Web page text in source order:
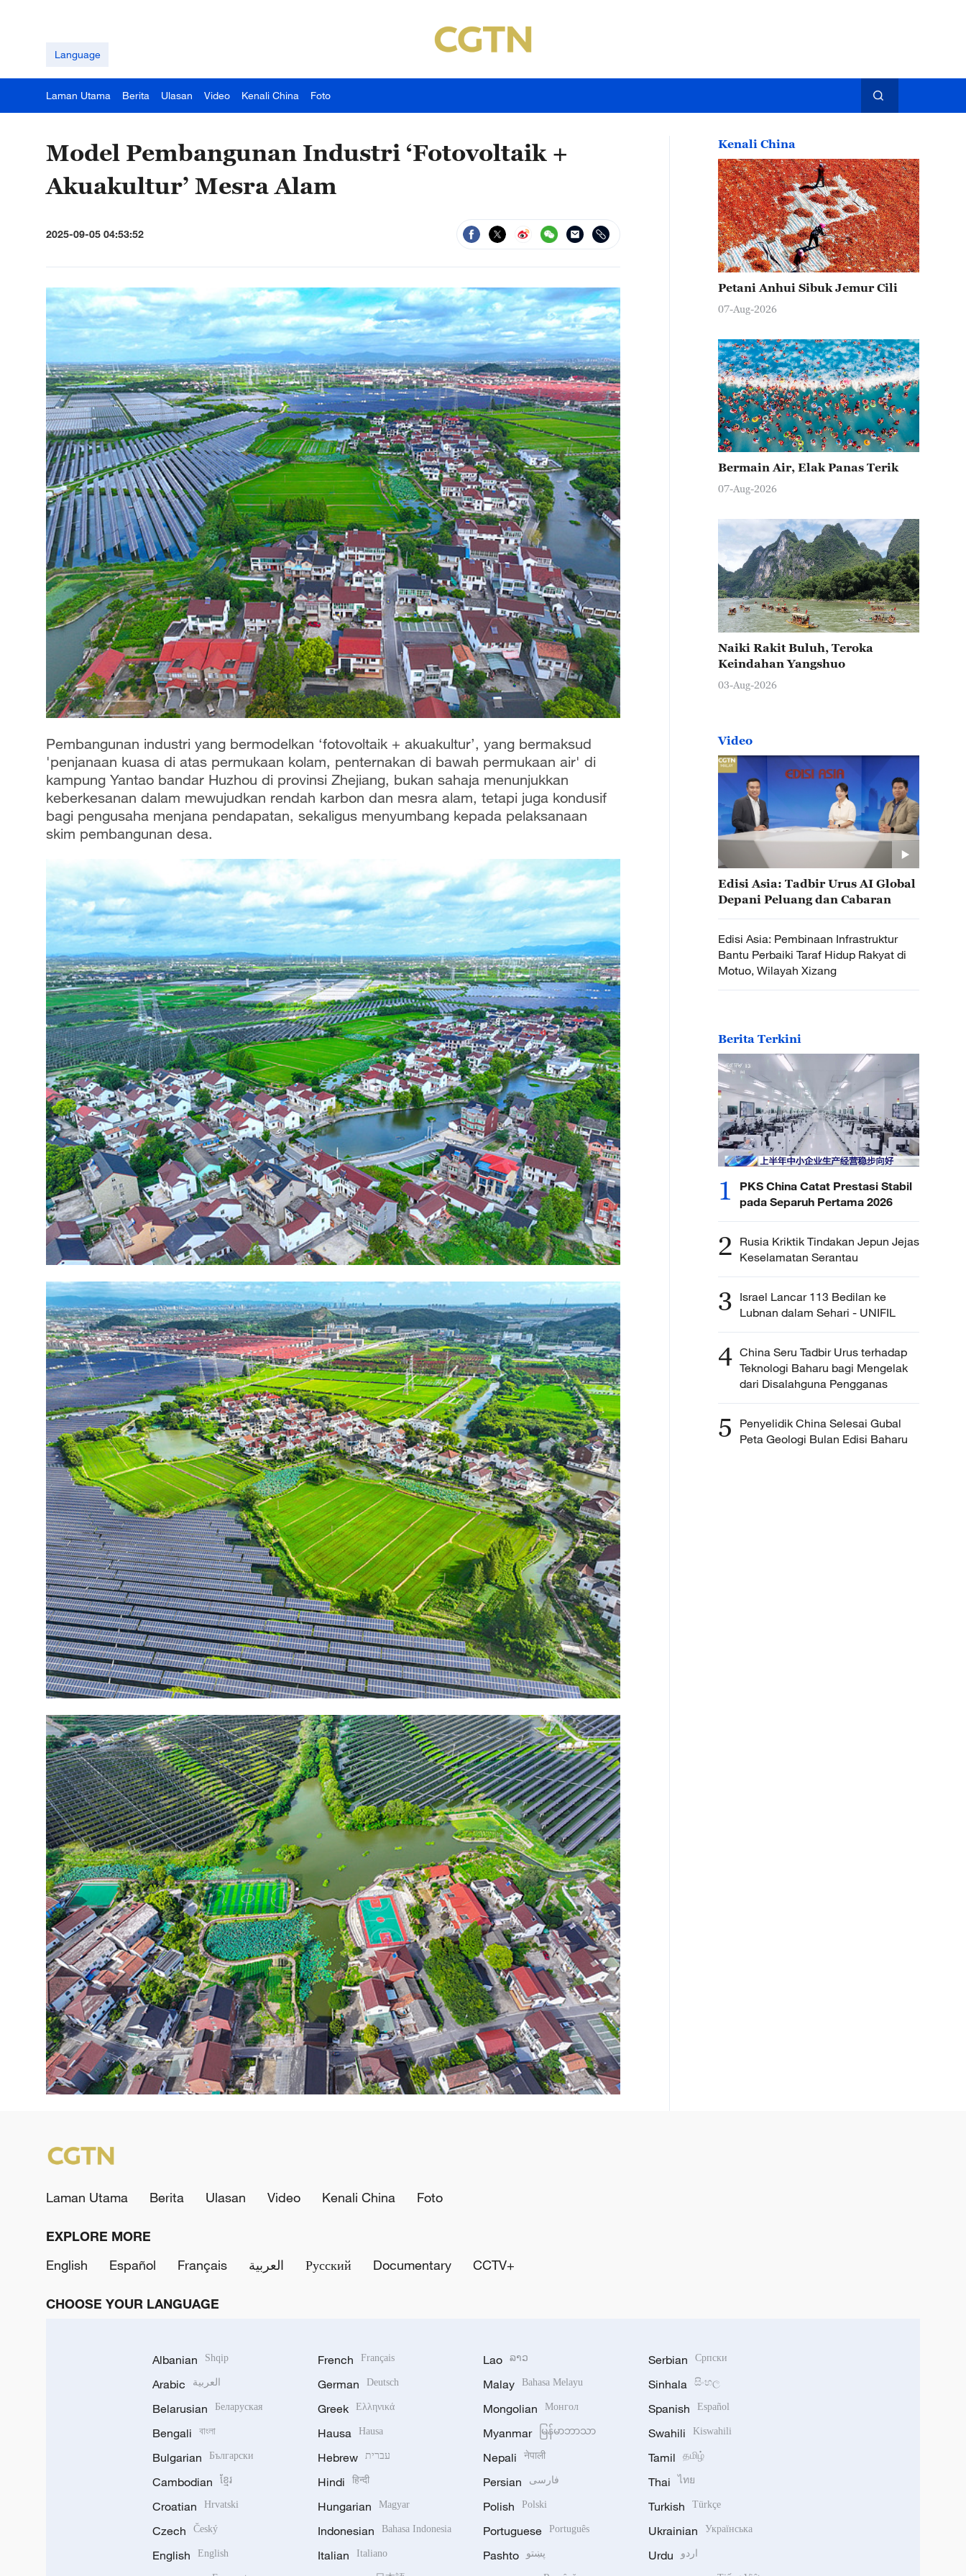
Language
Laman Utama Berita Ulasan Video Kenali China Foto
Model Pembangunan Industri ‘Fotovoltaik +
Akuakultur’ Mesra Alam
2025-09-05 04:53:52
Pembangunan industri yang bermodelkan ‘fotovoltaik + akuakultur’, yang bermaksud
'penjanaan kuasa di atas permukaan kolam, penternakan di bawah permukaan air' di
kampung Yantao bandar Huzhou di provinsi Zhejiang, bukan sahaja menunjukkan
keberkesanan dalam mewujudkan rendah karbon dan mesra alam, tetapi juga kondusif
bagi pengusaha menjana pendapatan, sekaligus menyumbang kepada pelaksanaan
skim pembangunan desa.
Kenali China
Petani Anhui Sibuk Jemur Cili
07-Aug-2026
Bermain Air, Elak Panas Terik
07-Aug-2026
Naiki Rakit Buluh, Teroka
Keindahan Yangshuo
03-Aug-2026
Video
Edisi Asia: Tadbir Urus AI Global
Depani Peluang dan Cabaran
Edisi Asia: Pembinaan Infrastruktur
Bantu Perbaiki Taraf Hidup Rakyat di
Motuo, Wilayah Xizang
Berita Terkini
1
PKS China Catat Prestasi Stabil
pada Separuh Pertama 2026
2 Rusia Kriktik Tindakan Jepun Jejas
Keselamatan Serantau
3 Israel Lancar 113 Bedilan ke
Lubnan dalam Sehari - UNIFIL
4 China Seru Tadbir Urus terhadap
Teknologi Baharu bagi Mengelak
dari Disalahguna Pengganas
5
Penyelidik China Selesai Gubal
Peta Geologi Bulan Edisi Baharu
Laman Utama Berita Ulasan Video Kenali China Foto
EXPLORE MORE
English
Español Français العربية Русский Documentary CCTV+
CHOOSE YOUR LANGUAGE
Albanian Shqip
Arabic العربية
Belarusian Беларуская
Bengali বাংলা
Bulgarian Български
Cambodian ខ្មែរ
Croatian Hrvatski
Czech Český
English English
French Français
German Deutsch
Greek Ελληνικά
Hausa Hausa
Hebrew עברית
Hindi हिन्दी
Hungarian Magyar
Indonesian Bahasa Indonesia
Italian Italiano
Lao ລາວ
Malay Bahasa Melayu
Mongolian Монгол
Myanmar မြန်မာဘာသာ
Nepali नेपाली
Persian فارسی
Polish Polski
Portuguese Português
Pashto پښتو
Serbian Српски
Sinhala සිංහල
Spanish Español
Swahili Kiswahili
Tamil தமிழ்
Thai ไทย
Turkish Türkçe
Ukrainian Українська
Urdu اردو